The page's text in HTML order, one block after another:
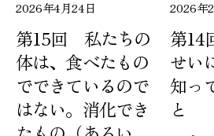
2026年4月24日
第15回 私たちの
体は、食べたもの
でできているので
はない。消化でき
2026年
第14
せい
知っ
と